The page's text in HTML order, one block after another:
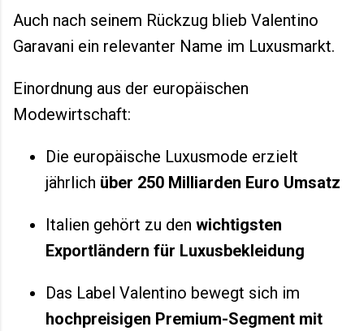
Auch nach seinem Rückzug blieb Valentino
Garavani ein relevanter Name im Luxusmarkt.
Einordnung aus der europäischen
Modewirtschaft:
Die europäische Luxusmode erzielt
jährlich über 250 Milliarden Euro Umsatz
Italien gehört zu den wichtigsten
Exportländern für Luxusbekleidung
Das Label Valentino bewegt sich im
hochpreisigen Premium-Segment mit